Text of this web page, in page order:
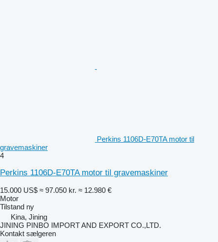
Perkins 1106D-E70TA motor til
gravemaskiner
4
Perkins 1106D-E70TA motor til gravemaskiner
15.000 US$ ≈ 97.050 kr. ≈ 12.980 €
Motor
Tilstand ny
Kina, Jining
JINING PINBO IMPORT AND EXPORT CO.,LTD.
Kontakt sælgeren